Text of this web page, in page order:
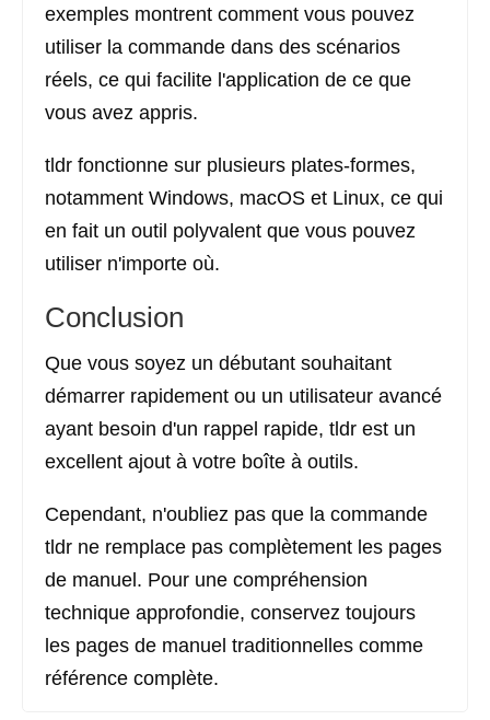
exemples montrent comment vous pouvez
utiliser la commande dans des scénarios
réels, ce qui facilite l'application de ce que
vous avez appris.
tldr fonctionne sur plusieurs plates-formes,
notamment Windows, macOS et Linux, ce qui
en fait un outil polyvalent que vous pouvez
utiliser n'importe où.
Conclusion
Que vous soyez un débutant souhaitant
démarrer rapidement ou un utilisateur avancé
ayant besoin d'un rappel rapide, tldr est un
excellent ajout à votre boîte à outils.
Cependant, n'oubliez pas que la commande
tldr ne remplace pas complètement les pages
de manuel. Pour une compréhension
technique approfondie, conservez toujours
les pages de manuel traditionnelles comme
référence complète.